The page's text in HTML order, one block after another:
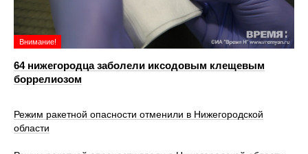
Внимание!
64 нижегородца заболели иксодовым клещевым
боррелиозом
Режим ракетной опасности отменили в Нижегородской
области